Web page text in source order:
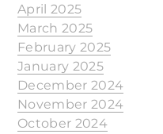
April 2025
March 2025
February 2025
January 2025
December 2024
November 2024
October 2024